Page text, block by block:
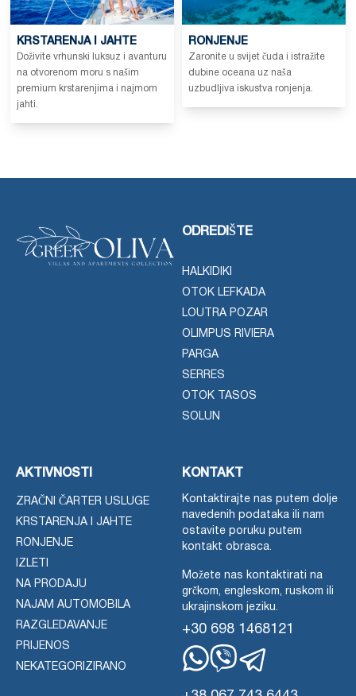
KRSTARENJA I JAHTE
Doživite vrhunski luksuz i avanturu
na otvorenom moru s našim
premium krstarenjima i najmom
jahti.
RONJENJE
Zaronite u svijet čuda i istražite
dubine oceana uz naša
uzbudljiva iskustva ronjenja.
ODREDIŠTE
HALKIDIKI
OTOK LEFKADA
LOUTRA POZAR
OLIMPUS RIVIERA
PARGA
SERRES
OTOK TASOS
SOLUN
AKTIVNOSTI
ZRAČNI ČARTER USLUGE
KRSTARENJA I JAHTE
RONJENJE
IZLETI
NA PRODAJU
NAJAM AUTOMOBILA
RAZGLEDAVANJE
PRIJENOS
NEKATEGORIZIRANO
KONTAKT
Kontaktirajte nas putem dolje
navedenih podataka ili nam
ostavite poruku putem
kontakt obrasca.
Možete nas kontaktirati na
grčkom, engleskom, ruskom ili
ukrajinskom jeziku.
+30 698 1468121